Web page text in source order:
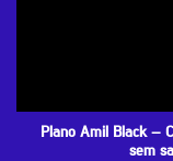
Plano Amil Black –
sem